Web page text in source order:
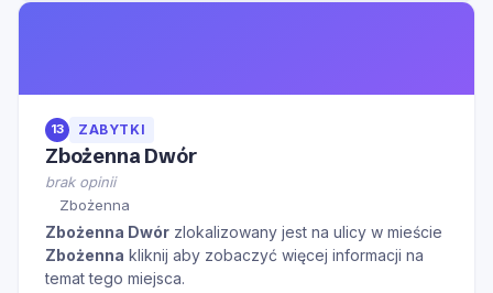
13 ZABYTKI
Zbożenna Dwór
brak opinii
Zbożenna
Zbożenna Dwór zlokalizowany jest na ulicy w mieście
Zbożenna kliknij aby zobaczyć więcej informacji na
temat tego miejsca.